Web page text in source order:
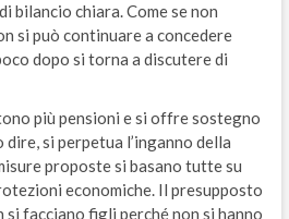
bilancio chiara. Come se non
si può continuare a concedere
dopo si torna a discutere di
più pensioni e si offre sostegno
si perpetua l’inganno della
proposte si basano tutte su
economiche. Il presupposto
si facciano figli perché non si hanno